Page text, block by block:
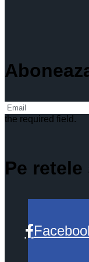
the required field.
Pe